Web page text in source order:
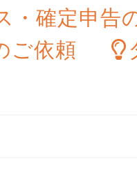
・確定申告
ご依頼